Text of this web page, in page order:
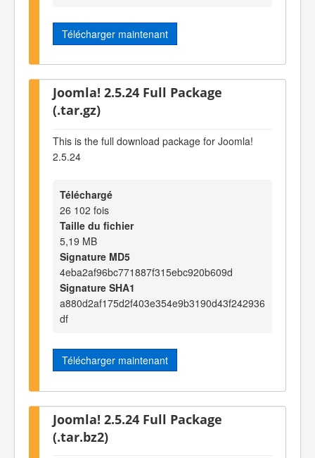
Télécharger maintenant
Joomla! 2.5.24 Full Package
(.tar.gz)
This is the full download package for Joomla!
2.5.24
Téléchargé
26 102 fois
Taille du fichier
5,19 MB
Signature MD5
4eba2af96bc771887f315ebc920b609d
Signature SHA1
a880d2af175d2f403e354e9b3190d43f242936
df
Télécharger maintenant
Joomla! 2.5.24 Full Package
(.tar.bz2)